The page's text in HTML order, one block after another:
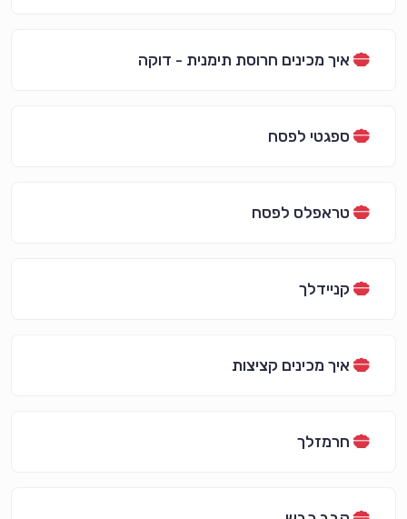
איך מכינים חרוסת תימנית - דוקה
ספגטי לפסח
טראפלס לפסח
קניידלך
איך מכינים קציצות
חרמזלך